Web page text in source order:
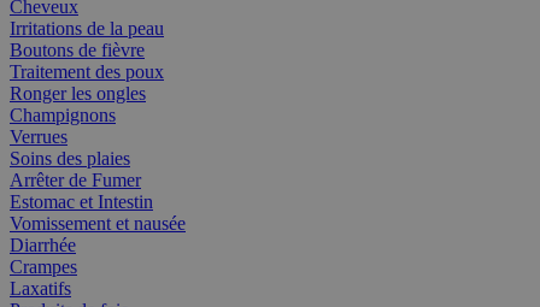
Cheveux
Irritations de la peau
Boutons de fièvre
Traitement des poux
Ronger les ongles
Champignons
Verrues
Soins des plaies
Arrêter de Fumer
Estomac et Intestin
Vomissement et nausée
Diarrhée
Crampes
Laxatifs